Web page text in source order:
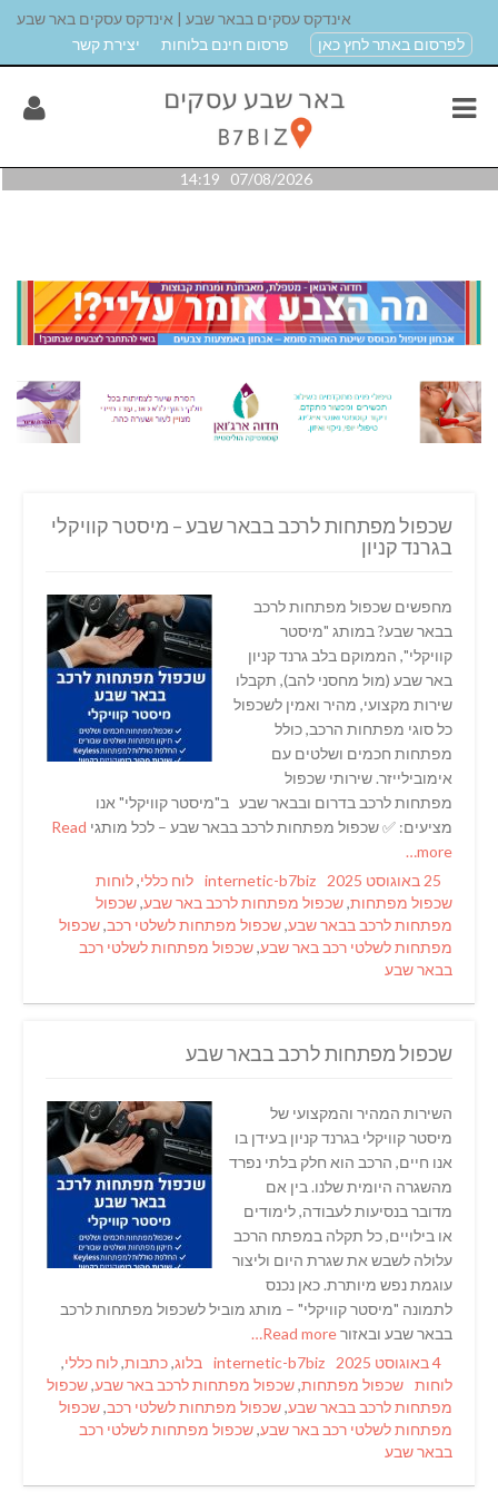
אינדקס עסקים בבאר שבע | אינדקס עסקים באר שבע
לפרסום באתר לחץ כאן
פרסום חינם בלוחות יצירת קשר
07/08/2026 14:19
שכפול מפתחות לרכב בבאר שבע – מיסטר קוויקלי
בגרנד קניון
מחפשים שכפול מפתחות לרכב
בבאר שבע? במותג "מיסטר
קוויקלי", הממוקם בלב גרנד קניון
באר שבע (מול מחסני להב), תקבלו
שירות מקצועי, מהיר ואמין לשכפול
כל סוגי מפתחות הרכב, כולל
מפתחות חכמים ושלטים עם
אימובילייזר. שירותי שכפול
מפתחות לרכב בדרום ובבאר שבע ב"מיסטר קוויקלי" אנו
מציעים: ✅ שכפול מפתחות לרכב בבאר שבע – לכל מותגי Read
more…
Posted
on
25 באוגוסט 2025 Author
internetic-b7biz
Categories
לוח כללי,לוחות
שכפול מפתחות,שכפול מפתחות לרכב באר שבע,שכפול
מפתחות לרכב בבאר שבע,שכפול מפתחות לשלטי רכב,שכפול
מפתחות לשלטי רכב באר שבע,שכפול מפתחות לשלטי רכב
בבאר שבע
שכפול מפתחות לרכב בבאר שבע
השירות המהיר והמקצועי של
מיסטר קוויקלי בגרנד קניון בעידן בו
אנו חיים, הרכב הוא חלק בלתי נפרד
מהשגרה היומית שלנו. בין אם
מדובר בנסיעות לעבודה, לימודים
או בילויים, כל תקלה במפתח הרכב
עלולה לשבש את שגרת היום וליצור
עוגמת נפש מיותרת. כאן נכנס
לתמונה "מיסטר קוויקלי" – מותג מוביל לשכפול מפתחות לרכב
בבאר שבע ובאזור
Posted
on
4 באוגוסט 2025 Author
internetic-b7biz
Categories
בלוג,כתבות,לוח כללי,
לוחות Tags
שכפול מפתחות,שכפול מפתחות לרכב באר שבע,שכפול
מפתחות לרכב בבאר שבע,שכפול מפתחות לשלטי רכב,שכפול
מפתחות לשלטי רכב באר שבע,שכפול מפתחות לשלטי רכב
בבאר שבע